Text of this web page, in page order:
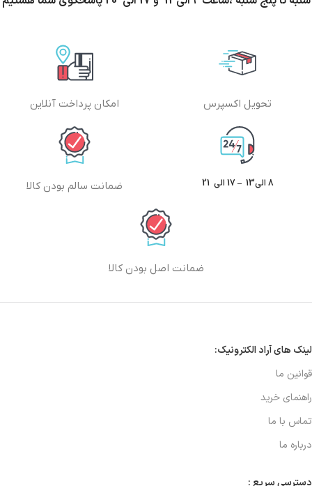
تحویل اکسپرس امکان پرداخت آنلاین
8 الی13 – 17 الی 21 ضمانت سالم بودن کالا
ضمانت اصل بودن کالا
لینک های آراد الکترونیک:
قوانین ما
راهنمای خرید
تماس با ما
درباره ما
دسترسی سریع :